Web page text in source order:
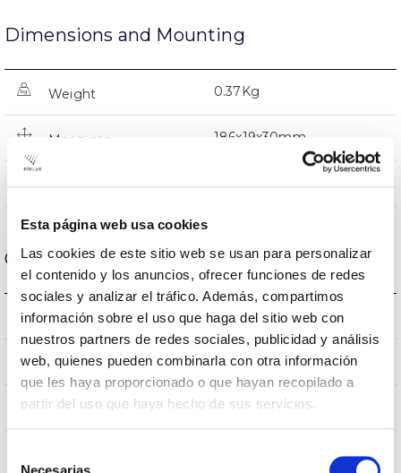
Esta página web usa cookies
Las cookies de este sitio web se usan para personalizar
el contenido y los anuncios, ofrecer funciones de redes
sociales y analizar el tráfico. Además, compartimos
información sobre el uso que haga del sitio web con
nuestros partners de redes sociales, publicidad y análisis
web, quienes pueden combinarla con otra información
que les haya proporcionado o que hayan recopilado a
partir del uso que haya hecho de sus servicios.
Dimensions and Mounting
Weight 0.37Kg
Measures 186x19x30mm
Linkable NO
Optical data
Colour temperature 5000K
CRI Colour rendering index 80
Opening angle